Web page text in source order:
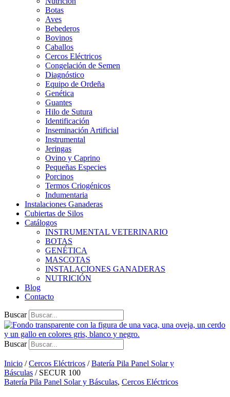
Botas
Aves
Bebederos
Bovinos
Caballos
Cercos Eléctricos
Congelación de Semen
Diagnóstico
Equipo de Ordeña
Genética
Guantes
Hilo de Sutura
Identificación
Inseminación Artificial
Instrumental
Jeringas
Ovino y Caprino
Pequeñas Especies
Porcinos
Termos Criogénicos
Indumentaria
Instalaciones Ganaderas
Cubiertas de Silos
Catálogos
INSTRUMENTAL VETERINARIO
BOTAS
GENÉTICA
MASCOTAS
INSTALACIONES GANADERAS
NUTRICIÓN
Blog
Contacto
Buscar
Buscar
Inicio /Cercos Eléctricos /Batería Pila Panel Solar y
Básculas / SECUR 100
Batería Pila Panel Solar y Básculas, Cercos Eléctricos